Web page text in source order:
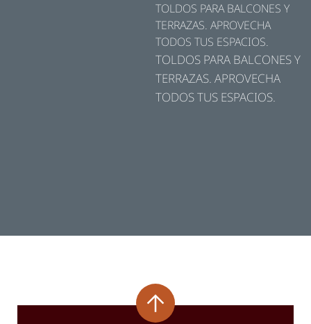
TOLDOS PARA BALCONES Y
TERRAZAS. APROVECHA
TODOS TUS ESPACIOS.
TOLDOS PARA BALCONES Y
TERRAZAS. APROVECHA
TODOS TUS ESPACIOS.